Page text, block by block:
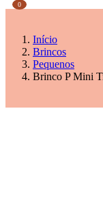
0
Início
Brincos
Pequenos
Brinco P Mini